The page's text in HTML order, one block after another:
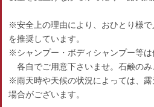
※安全上の理由により、おひとり様
を推奨しています。
※シャンプー・ボディシャンプー等は
各自でご用意下さいませ。石鹸のみ
※雨天時や天候の状況によっては、
場合がございます。